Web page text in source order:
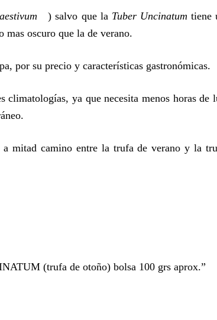
) salvo que la Tuber Uncinatum tiene
mas oscuro que la de verano.
por su precio y características gastronómicas.
climatologías, ya que necesita menos horas de
mitad camino entre la trufa de verano y la
(trufa de otoño) bolsa 100 grs aprox.”